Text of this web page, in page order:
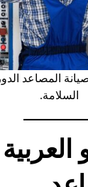
المصاعد
السلامة.